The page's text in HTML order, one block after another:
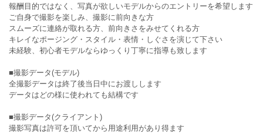
報酬目的ではなく、写真が欲しいモデルからのエントリーを希望します
ご自身で撮影を楽しみ、撮影に前向きな方
スムーズに連絡が取れる方、前向きさをみせてくれる方
キレイなポージング・スタイル・表情・しぐさを演じて下さい
未経験、初心者モデルならゆっくり丁寧に指導も致します
■撮影データ(モデル)
全撮影データは終了後当日中にお渡しします
データはどの様に使われても結構です
■撮影データ(クライアント)
撮影写真は許可を頂いてから用途利用があり得ます